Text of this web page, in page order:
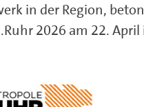
in der Region,
2026 am 22. April